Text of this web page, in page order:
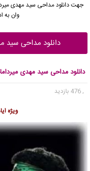
جهت دانلود مداحی سید مهدی
وان به
دانلود مداحی سید
دانلود مداحی سید مهدی
, 476 بازدید
ویژه